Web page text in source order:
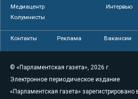
Медиацентр
Интервью
Колумнисты
Контакты Реклама Вакансии
© «Парламентская газета», 2026 г.
Электронное периодическое издание
«Парламентская газета» зарегистрировано